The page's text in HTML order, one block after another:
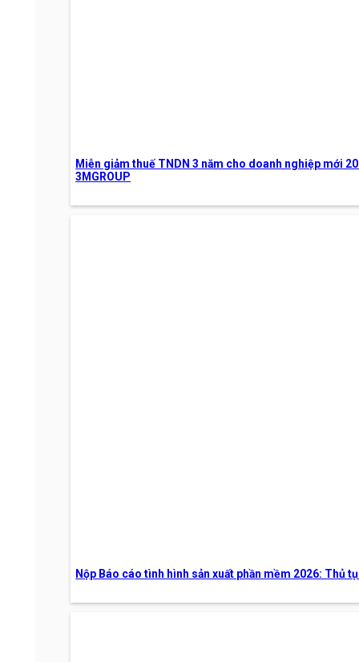
Miễn giảm thuế TNDN 3 năm cho doanh nghiệp mới
3MGROUP
Nộp Báo cáo tình hình sản xuất phần mềm 2026: Thủ